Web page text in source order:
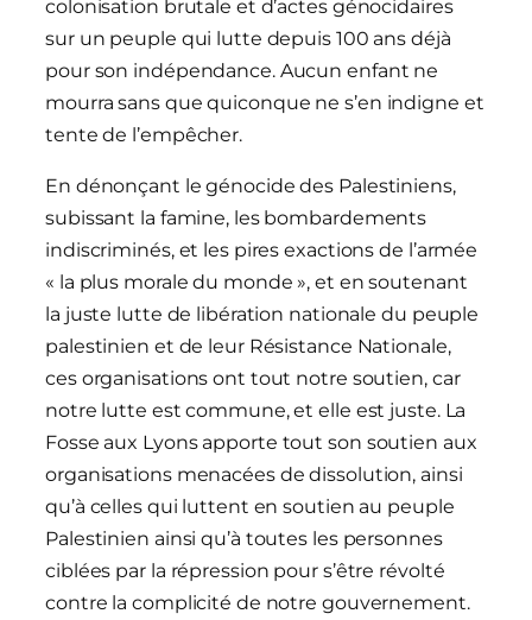
colonisation brutale et d’actes génocidaires
sur un peuple qui lutte depuis 100 ans déjà
pour son indépendance. Aucun enfant ne
mourra sans que quiconque ne s’en indigne et
tente de l’empêcher.
En dénonçant le génocide des Palestiniens,
subissant la famine, les bombardements
indiscriminés, et les pires exactions de l’armée
« la plus morale du monde », et en soutenant
la juste lutte de libération nationale du peuple
palestinien et de leur Résistance Nationale,
ces organisations ont tout notre soutien, car
notre lutte est commune, et elle est juste. La
Fosse aux Lyons apporte tout son soutien aux
organisations menacées de dissolution, ainsi
qu’à celles qui luttent en soutien au peuple
Palestinien ainsi qu’à toutes les personnes
ciblées par la répression pour s’être révolté
contre la complicité de notre gouvernement.